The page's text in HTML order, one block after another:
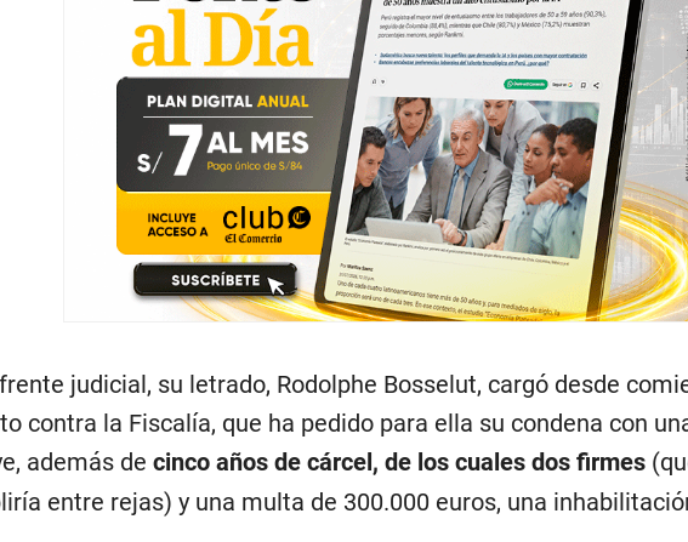
judicial, su letrado, Rodolphe Bosselut, cargó desde
contra la Fiscalía, que ha pedido para ella su condena con
además de cinco años de cárcel, de los cuales dos firmes
entre rejas) y una multa de 300.000 euros, una